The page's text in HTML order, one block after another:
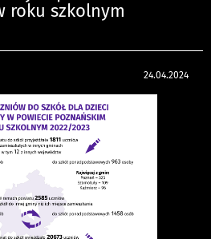
roku szkolnym
24.04.2024